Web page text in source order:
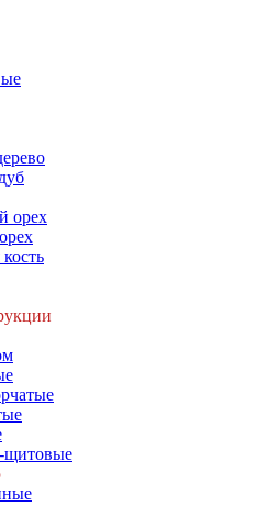
орех
щитовые